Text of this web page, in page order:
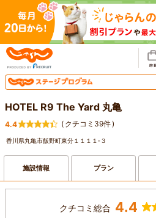
HOTEL R9 The Yard 丸亀
4.4 ( クチコミ39件)
香川県丸亀市飯野町東分１１１１‐３
施設情報 プラン
クチコミ総合 4.4